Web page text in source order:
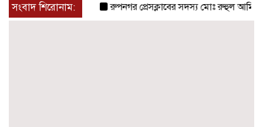
সংবাদ শিরোনাম:
রুপনগর প্রেসক্লাবের সদস্য মোঃ রুহুল আমিন এর